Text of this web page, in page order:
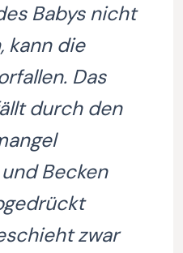
Babys nicht
kann die
Das
durch den
Becken
zwar